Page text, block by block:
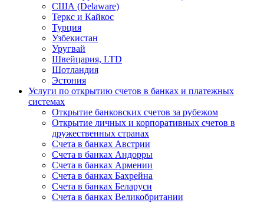
США (Delaware)
Теркс и Кайкос
Турция
Узбекистан
Уругвай
Швейцария, LTD
Шотландия
Эстония
Услуги по открытию счетов в банках и платежных
системах
Открытие банковских счетов за рубежом
Открытие личных и корпоративных счетов в
дружественных странах
Счета в банках Австрии
Счета в банках Андорры
Счета в банках Армении
Счета в банках Бахрейна
Счета в банках Беларуси
Счета в банках Великобритании